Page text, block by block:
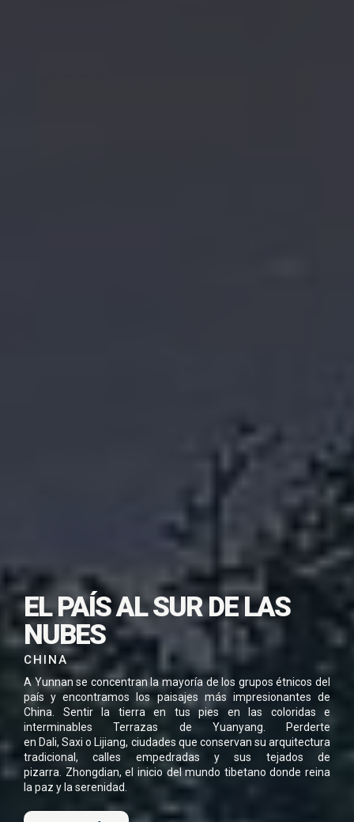
EL PAÍS AL SUR DE LAS
NUBES
CHINA
A Yunnan se concentran la mayoría de los grupos étnicos del
país y encontramos los paisajes más impresionantes de
China. Sentir la tierra en tus pies en las coloridas e
interminables Terrazas de Yuanyang. Perderte
en Dali, Saxi o Lijiang, ciudades que conservan su arquitectura
tradicional, calles empedradas y sus tejados de
pizarra. Zhongdian, el inicio del mundo tibetano donde reina
la paz y la serenidad.
SUSCRÍBETE PARA
DESCARGAR ESTE
VIAJE EN PDF
He leído y acepto la Política de Privacidad